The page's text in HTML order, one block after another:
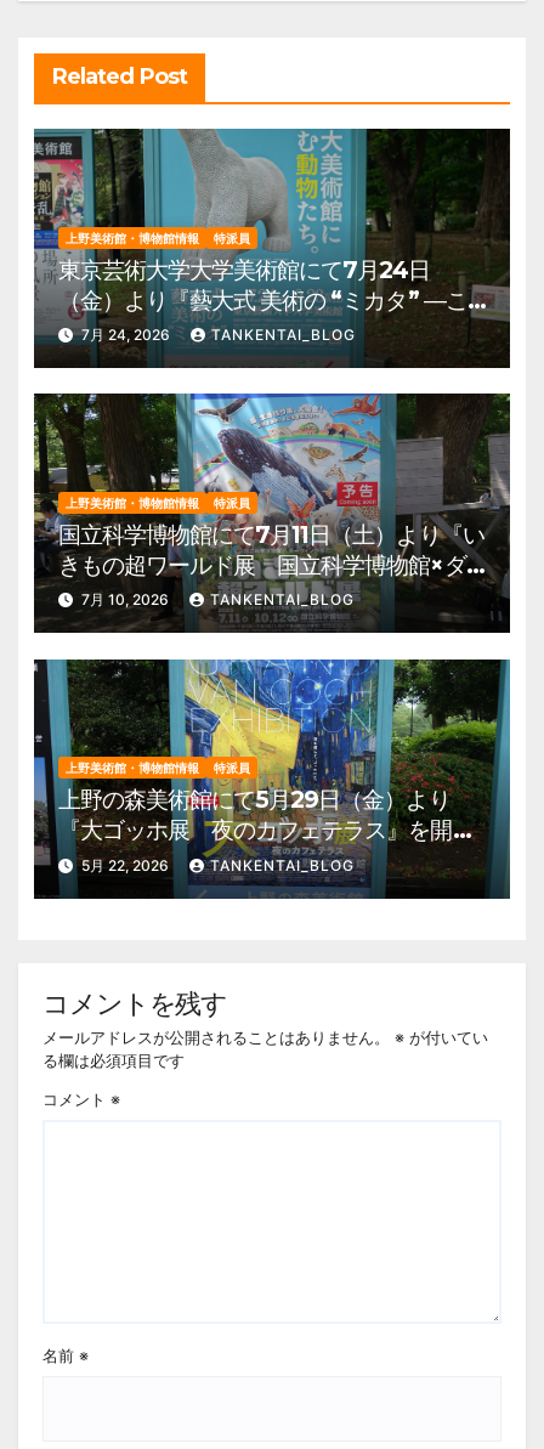
Related Post
上野美術館・博物館情報 特派員
東京芸術大学大学美術館にて7月24日
（金）より『藝大式 美術の “ミカタ” ―こ
の夏、藝大生になる―』を開催。 上野公
園 美術館・博物館 混雑情報他
7月 24, 2026 TANKENTAI_BLOG
上野美術館・博物館情報 特派員
国立科学博物館にて7月11日（土）より『い
きもの超ワールド展 国立科学博物館×ダ
ーウィンが来た！』を開催。 上野公園
美術館・博物館 混雑情報他
7月 10, 2026 TANKENTAI_BLOG
上野美術館・博物館情報 特派員
上野の森美術館にて5月29日（金）より
『大ゴッホ展 夜のカフェテラス』を開
催。 上野公園 美術館・博物館 混雑情
報他
5月 22, 2026 TANKENTAI_BLOG
コメントを残す
メールアドレスが公開されることはありません。 ※ が付いてい
る欄は必須項目です
コメント ※
名前 ※